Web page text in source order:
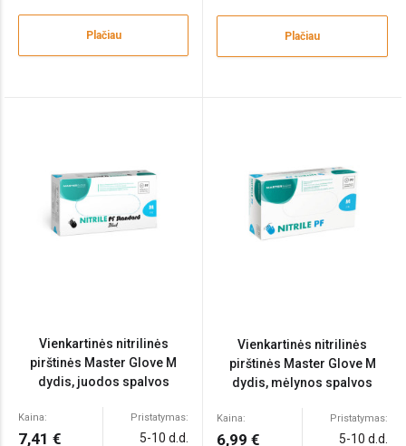
Plačiau Plačiau
Vienkartinės nitrilinės
pirštinės Master Glove M
dydis, juodos spalvos
Kaina:
7,41 €
Pristatymas:
5-10 d.d.
Vienkartinės nitrilinės
pirštinės Master Glove M
dydis, mėlynos spalvos
Kaina:
6,99 €
Pristatymas:
5-10 d.d.